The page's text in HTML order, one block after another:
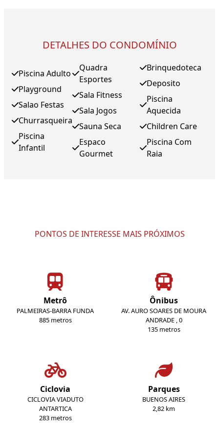
DETALHES DO CONDOMÍNIO
Piscina Adulto
Playground
Salao Festas
Churrasqueira
Piscina
Infantil
Quadra
Esportes
Sala Fitness
Sala Jogos
Sauna Seca
Espaco
Gourmet
Brinquedoteca
Deposito
Piscina
Aquecida
Children Care
Piscina Com
Raia
PONTOS DE INTERESSE MAIS PRÓXIMOS
Metrô
PALMEIRAS-BARRA FUNDA
885 metros
Ônibus
AV. AURO SOARES DE MOURA
ANDRADE , 0
135 metros
Ciclovia
CICLOVIA VIADUTO
ANTARTICA
283 metros
Parques
BUENOS AIRES
2,82 km